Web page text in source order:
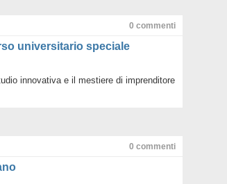
0 commenti
universitario speciale
innovativa e il mestiere di imprenditore
0 commenti